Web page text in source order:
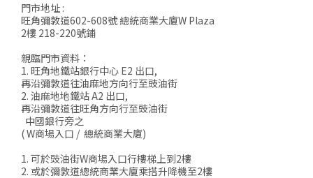
門市地址 :
旺角彌敦道602-608號 總統商業大廈W Plaza
2樓 218-220號鋪
親臨門市資料：
1. 旺角地鐵站銀行中心 E2 出口,
再沿彌敦道往油麻地方向行至豉油街
2. 油麻地地鐵站 A2 出口,
再沿彌敦道往旺角方向行至豉油街
中國銀行旁之
( W商場入口 / 總統商業大廈)
1. 可於豉油街W商場入口行樓梯上到2樓
2. 或於彌敦道總統商業大廈乘搭升降機至2樓